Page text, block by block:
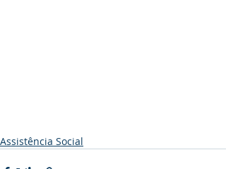
Assistência Social